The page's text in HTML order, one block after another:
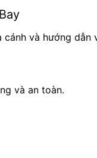
và hướng dẫn
và an toàn.